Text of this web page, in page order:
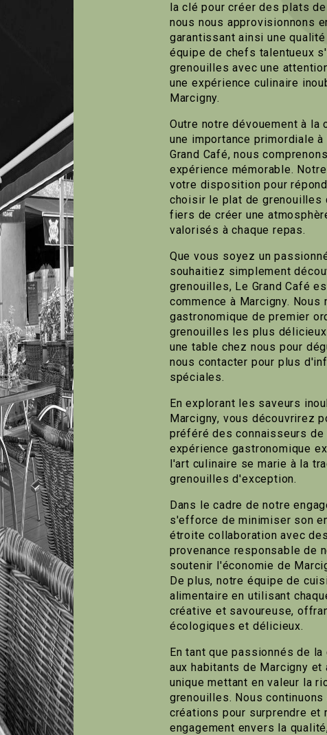
la clé pour créer des plats
nous nous approvisionnons
garantissant ainsi une
équipe de chefs talentueux
grenouilles avec une
une expérience culinaire
Marcigny.
Outre notre dévouement à la
une importance primordiale
Grand Café, nous
expérience mémorable.
votre disposition pour
choisir le plat de grenouilles
fiers de créer une
valorisés à chaque repas.
Que vous soyez un
souhaitiez simplement
grenouilles, Le Grand Café
commence à Marcigny.
gastronomique de premier
grenouilles les plus
une table chez nous pour
nous contacter pour plus
spéciales.
En explorant les saveurs
Marcigny, vous découvrirez
préféré des connaisseurs
expérience gastronomique
l'art culinaire se marie à la
grenouilles d'exception.
Dans le cadre de notre
s'efforce de minimiser son
étroite collaboration avec
provenance responsable de
soutenir l'économie de
De plus, notre équipe de
alimentaire en utilisant
créative et savoureuse,
écologiques et délicieux.
En tant que passionnés de
aux habitants de Marcigny
unique mettant en valeur la
grenouilles. Nous
créations pour surprendre
engagement envers la